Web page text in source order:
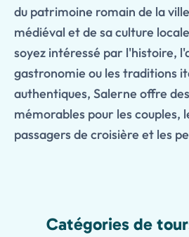
du patrimoine romain de la
médiéval et de sa culture
soyez intéressé par l'histoire,
gastronomie ou les traditions
authentiques, Salerne offre
mémorables pour les couples,
passagers de croisière et les
Catégories de